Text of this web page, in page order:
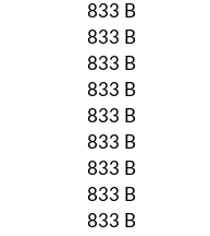
833 B
833 B
833 B
833 B
833 B
833 B
833 B
833 B
833 B